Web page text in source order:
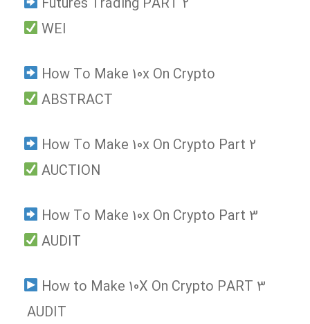
WEI
How To Make 10x On Crypto
ABSTRACT
How To Make 10x On Crypto Part 2
AUCTION
How To Make 10x On Crypto Part 3
AUDIT
How to Make 10X On Crypto PART 3
AUDIT